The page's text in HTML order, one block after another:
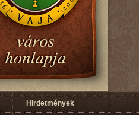
Hirdetmények